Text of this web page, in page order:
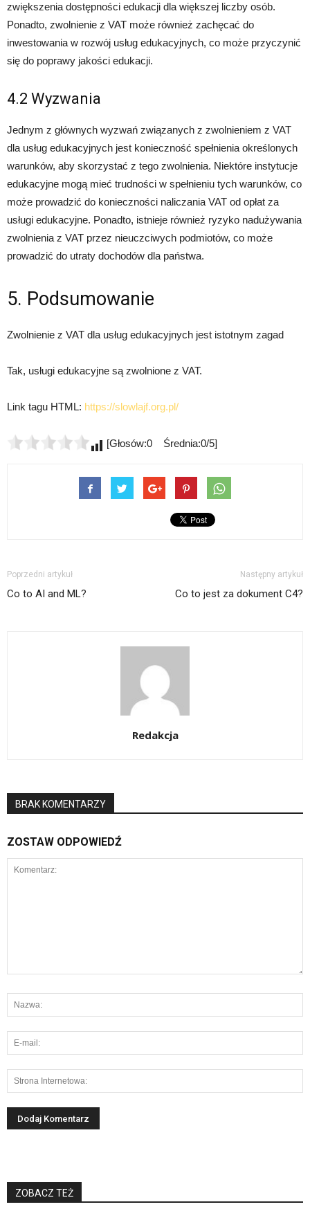
zwiększenia dostępności edukacji dla większej liczby osób.
Ponadto, zwolnienie z VAT może również zachęcać do
inwestowania w rozwój usług edukacyjnych, co może przyczynić
się do poprawy jakości edukacji.
4.2 Wyzwania
Jednym z głównych wyzwań związanych z zwolnieniem z VAT
dla usług edukacyjnych jest konieczność spełnienia określonych
warunków, aby skorzystać z tego zwolnienia. Niektóre instytucje
edukacyjne mogą mieć trudności w spełnieniu tych warunków, co
może prowadzić do konieczności naliczania VAT od opłat za
usługi edukacyjne. Ponadto, istnieje również ryzyko nadużywania
zwolnienia z VAT przez nieuczciwych podmiotów, co może
prowadzić do utraty dochodów dla państwa.
5. Podsumowanie
Zwolnienie z VAT dla usług edukacyjnych jest istotnym zagad
Tak, usługi edukacyjne są zwolnione z VAT.
Link tagu HTML: https://slowlajf.org.pl/
[Głosów:0 Średnia:0/5]
Poprzedni artykuł
Co to AI and ML?
Następny artykuł
Co to jest za dokument C4?
Redakcja
BRAK KOMENTARZY
ZOSTAW ODPOWIEDŹ
ZOBACZ TEŻ